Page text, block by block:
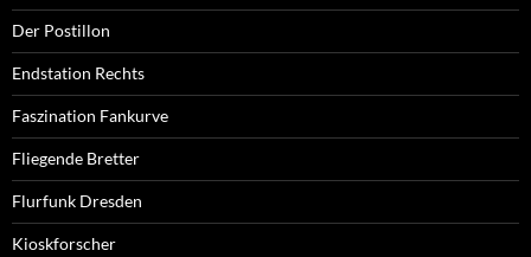
Der Postillon
Endstation Rechts
Faszination Fankurve
Fliegende Bretter
Flurfunk Dresden
Kioskforscher